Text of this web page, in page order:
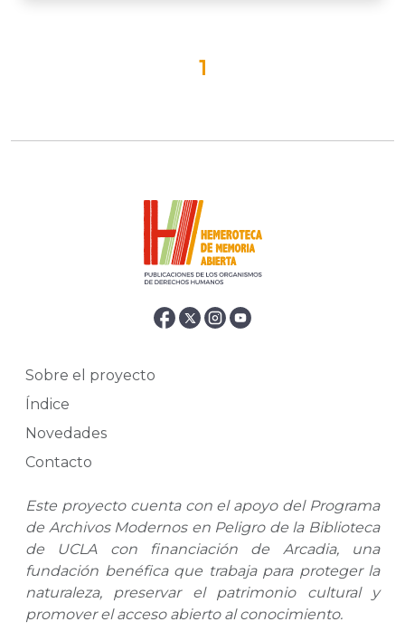
1
Sobre el proyecto
Índice
Novedades
Contacto
Este proyecto cuenta con el apoyo del Programa
de Archivos Modernos en Peligro de la Biblioteca
de UCLA con financiación de Arcadia, una
fundación benéfica que trabaja para proteger la
naturaleza, preservar el patrimonio cultural y
promover el acceso abierto al conocimiento.